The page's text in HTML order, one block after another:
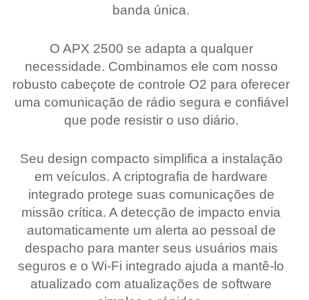
banda única.
O APX 2500 se adapta a qualquer
necessidade. Combinamos ele com nosso
robusto cabeçote de controle O2 para oferecer
uma comunicação de rádio segura e confiável
que pode resistir o uso diário.
Seu design compacto simplifica a instalação
em veículos. A criptografia de hardware
integrado protege suas comunicações de
missão crítica. A detecção de impacto envia
automaticamente um alerta ao pessoal de
despacho para manter seus usuários mais
seguros e o Wi-Fi integrado ajuda a mantê-lo
atualizado com atualizações de software